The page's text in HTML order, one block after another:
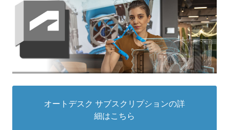
オートデスク サブスクリプションの詳
細はこちら